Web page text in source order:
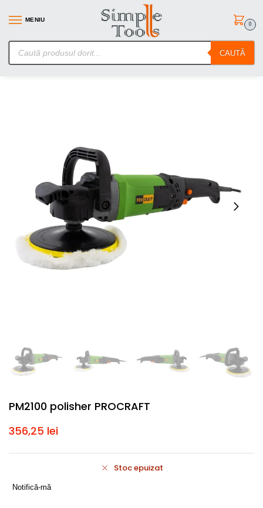
MENIU
CAUTĂ
0
SimpleTools.ro – Gasesti orice – Comanzi simplu
Prima pagină
Scule electrice Slefuitoare si Rindele PM2100 polisher PROCRAFT
PM2100 polisher PROCRAFT
356,25 lei
Stoc epuizat
Notifică-mă